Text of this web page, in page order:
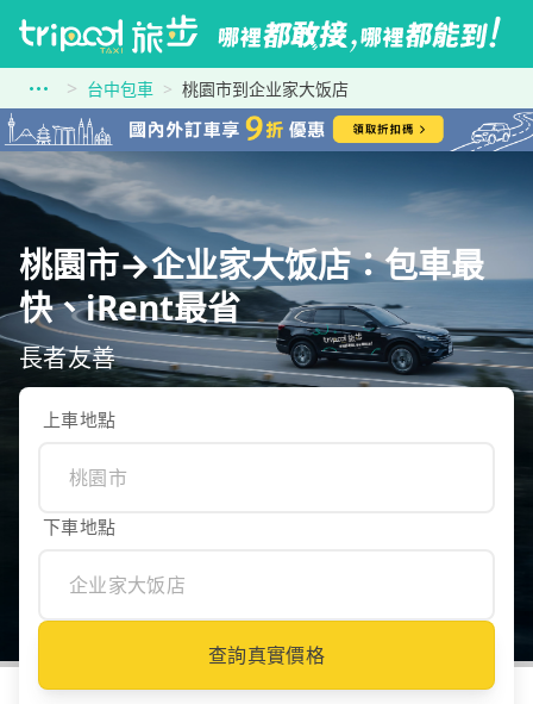
台中包車 桃園市到企业家大饭店
桃園市→企业家大饭店：包車最
快、iRent最省
長者友善
上車地點
下車地點
查詢真實價格